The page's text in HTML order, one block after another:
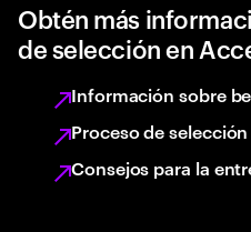
Obtén más
de selección en
Información sobre
Proceso de
Consejos para la